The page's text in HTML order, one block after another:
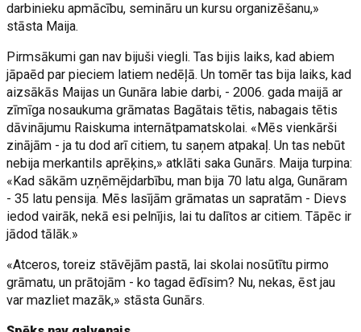
darbinieku apmācību, semināru un kursu organizēšanu,»
stāsta Maija.
Pirmsākumi gan nav bijuši viegli. Tas bijis laiks, kad abiem
jāpaēd par pieciem latiem nedēļā. Un tomēr tas bija laiks, kad
aizsākās Maijas un Gunāra labie darbi, - 2006. gada maijā ar
zīmīga nosaukuma grāmatas Bagātais tētis, nabagais tētis
dāvinājumu Raiskuma internātpamatskolai. «Mēs vienkārši
zinājām - ja tu dod arī citiem, tu saņem atpakaļ. Un tas nebūt
nebija merkantils aprēķins,» atklāti saka Gunārs. Maija turpina:
«Kad sākām uzņēmējdarbību, man bija 70 latu alga, Gunāram
- 35 latu pensija. Mēs lasījām grāmatas un sapratām - Dievs
iedod vairāk, nekā esi pelnījis, lai tu dalītos ar citiem. Tāpēc ir
jādod tālāk.»
«Atceros, toreiz stāvējām pastā, lai skolai nosūtītu pirmo
grāmatu, un prātojām - ko tagad ēdīsim? Nu, nekas, ēst jau
var mazliet mazāk,» stāsta Gunārs.